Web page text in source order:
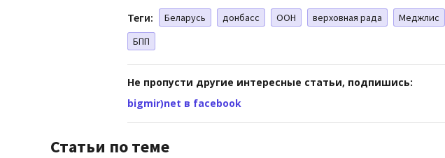
Теги: Беларусь донбасс ООН верховная рада Меджлис
БПП
Не пропусти другие интересные статьи, подпишись:
bigmir)net в facebook
Статьи по теме